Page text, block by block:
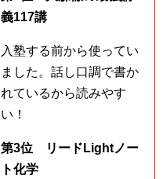
義117講
入塾する前から使ってい
ました。話し口調で書か
れているから読みやす
い！
第3位 リードLightノー
ト化学